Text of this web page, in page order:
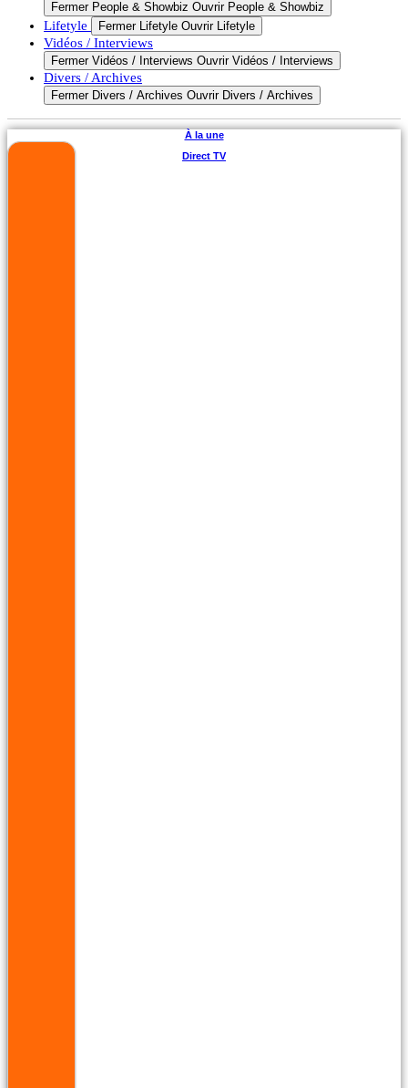
Fermer People & Showbiz Ouvrir People & Showbiz
Lifetyle Fermer Lifetyle Ouvrir Lifetyle
Vidéos / Interviews
Fermer Vidéos / Interviews Ouvrir Vidéos / Interviews
Divers / Archives
Fermer Divers / Archives Ouvrir Divers / Archives
À la une
Direct TV